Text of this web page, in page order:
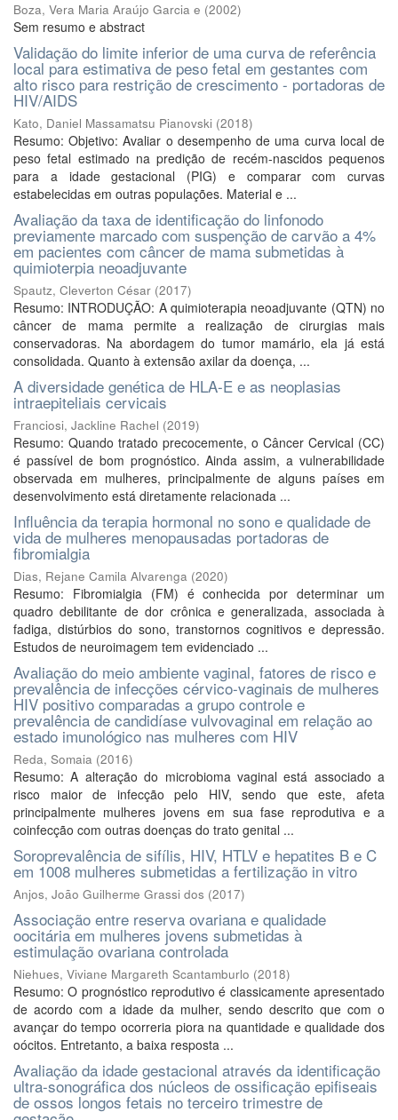
Boza, Vera Maria Araújo Garcia e (2002)
Sem resumo e abstract
Validação do limite inferior de uma curva de referência
local para estimativa de peso fetal em gestantes com
alto risco para restrição de crescimento - portadoras de
HIV/AIDS
Kato, Daniel Massamatsu Pianovski (2018)
Resumo: Objetivo: Avaliar o desempenho de uma curva local de
peso fetal estimado na predição de recém-nascidos pequenos
para a idade gestacional (PIG) e comparar com curvas
estabelecidas em outras populações. Material e ...
Avaliação da taxa de identificação do linfonodo
previamente marcado com suspenção de carvão a 4%
em pacientes com câncer de mama submetidas à
quimioterpia neoadjuvante
Spautz, Cleverton César (2017)
Resumo: INTRODUÇÃO: A quimioterapia neoadjuvante (QTN) no
câncer de mama permite a realização de cirurgias mais
conservadoras. Na abordagem do tumor mamário, ela já está
consolidada. Quanto à extensão axilar da doença, ...
A diversidade genética de HLA-E e as neoplasias
intraepiteliais cervicais
Franciosi, Jackline Rachel (2019)
Resumo: Quando tratado precocemente, o Câncer Cervical (CC)
é passível de bom prognóstico. Ainda assim, a vulnerabilidade
observada em mulheres, principalmente de alguns países em
desenvolvimento está diretamente relacionada ...
Influência da terapia hormonal no sono e qualidade de
vida de mulheres menopausadas portadoras de
fibromialgia
Dias, Rejane Camila Alvarenga (2020)
Resumo: Fibromialgia (FM) é conhecida por determinar um
quadro debilitante de dor crônica e generalizada, associada à
fadiga, distúrbios do sono, transtornos cognitivos e depressão.
Estudos de neuroimagem tem evidenciado ...
Avaliação do meio ambiente vaginal, fatores de risco e
prevalência de infecções cérvico-vaginais de mulheres
HIV positivo comparadas a grupo controle e
prevalência de candidíase vulvovaginal em relação ao
estado imunológico nas mulheres com HIV
Reda, Somaia (2016)
Resumo: A alteração do microbioma vaginal está associado a
risco maior de infecção pelo HIV, sendo que este, afeta
principalmente mulheres jovens em sua fase reprodutiva e a
coinfecção com outras doenças do trato genital ...
Soroprevalência de sifílis, HIV, HTLV e hepatites B e C
em 1008 mulheres submetidas a fertilização in vitro
Anjos, João Guilherme Grassi dos (2017)
Associação entre reserva ovariana e qualidade
oocitária em mulheres jovens submetidas à
estimulação ovariana controlada
Niehues, Viviane Margareth Scantamburlo (2018)
Resumo: O prognóstico reprodutivo é classicamente apresentado
de acordo com a idade da mulher, sendo descrito que com o
avançar do tempo ocorreria piora na quantidade e qualidade dos
oócitos. Entretanto, a baixa resposta ...
Avaliação da idade gestacional através da identificação
ultra-sonográfica dos núcleos de ossificação epifiseais
de ossos longos fetais no terceiro trimestre de